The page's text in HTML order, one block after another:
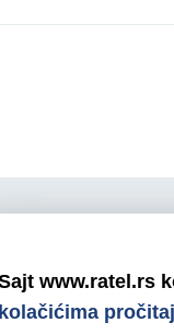
usluge
Srbija
www.ratel.rs
kolačićima